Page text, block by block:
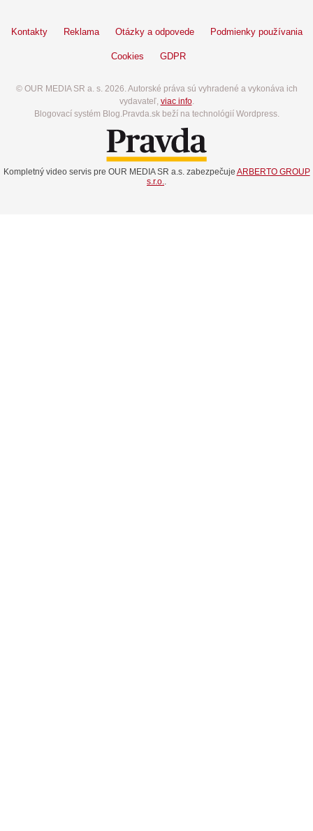
Kontakty Reklama Otázky a odpovede Podmienky používania
Cookies GDPR
© OUR MEDIA SR a. s. 2026. Autorské práva sú vyhradené a vykonáva ich
vydavateľ, viac info.
Blogovací systém Blog.Pravda.sk beží na technológií Wordpress.
Kompletný video servis pre OUR MEDIA SR a.s. zabezpečuje ARBERTO GROUP
s.r.o..